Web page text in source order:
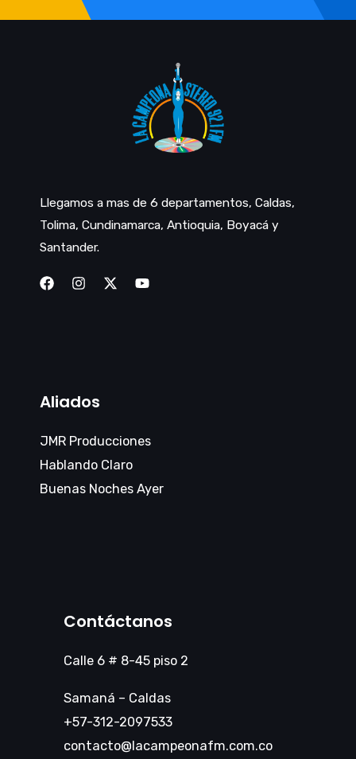
Llegamos a mas de 6 departamentos, Caldas,
Tolima, Cundinamarca, Antioquia, Boyacá y
Santander.
Aliados
JMR Producciones
Hablando Claro
Buenas Noches Ayer
Contáctanos
Calle 6 # 8-45 piso 2
Samaná – Caldas
+57-312-2097533
contacto@lacampeonafm.com.co